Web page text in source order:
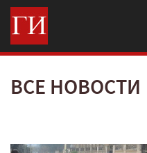
ВСЕ НОВОСТИ